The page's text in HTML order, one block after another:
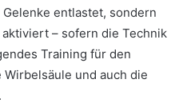
entlastet, sondern
– sofern die Technik
Training für den
und auch die